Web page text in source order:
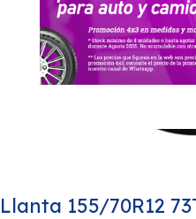
Llanta 155/70R12